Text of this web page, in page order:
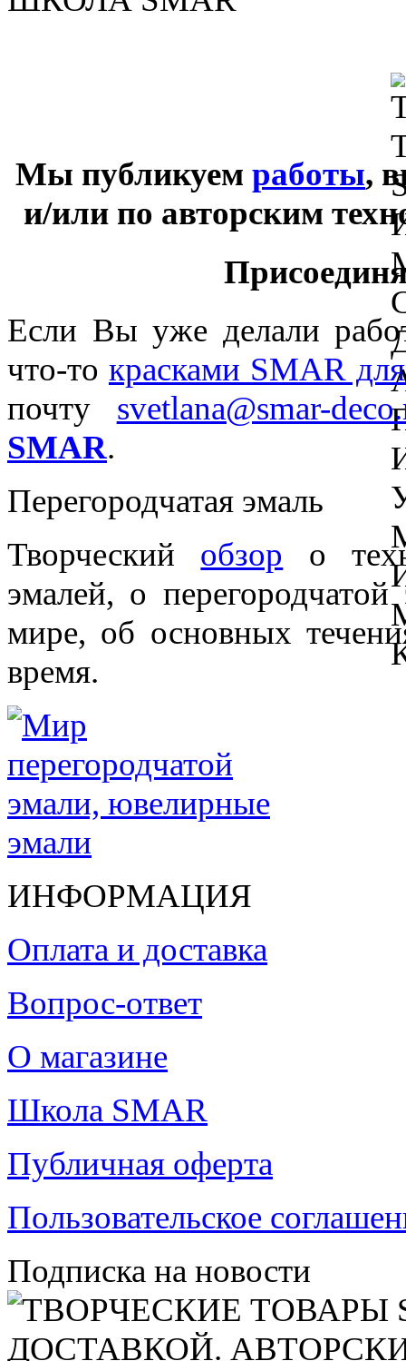
Мы публикуем работы,
и/или по авторским
Если Вы уже делали
что-то красками SMAR
почту svetlana@smar-
SMAR.
Перегородчатая эмаль
Творческий обзор о
эмалей, о
мире, об основных
время.
ИНФОРМАЦИЯ
Оплата и доставка
Вопрос-ответ
О магазине
Школа SMAR
Публичная оферта
Пользовательское
Подписка на новости